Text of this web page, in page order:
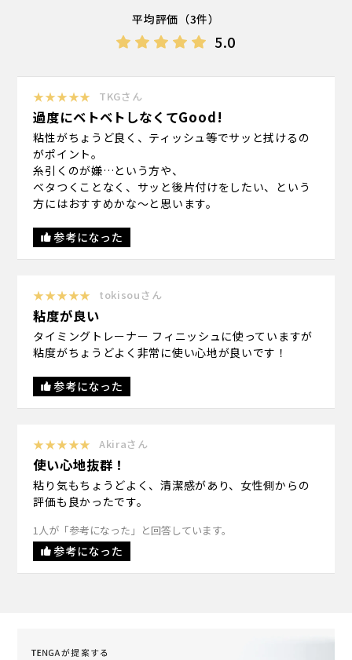
平均評価（3件）
5.0
★★★★★ TKGさん
過度にベトベトしなくてGood!
粘性がちょうど良く、ティッシュ等でサッと拭けるの
がポイント。
糸引くのが嫌…という方や、
ベタつくことなく、サッと後片付けをしたい、という
方にはおすすめかな〜と思います。
参考になった
★★★★★ tokisouさん
粘度が良い
タイミングトレーナー フィニッシュに使っていますが
粘度がちょうどよく非常に使い心地が良いです！
参考になった
★★★★★ Akiraさん
使い心地抜群！
粘り気もちょうどよく、清潔感があり、女性側からの
評価も良かったです。
1人が「参考になった」と回答しています。
参考になった